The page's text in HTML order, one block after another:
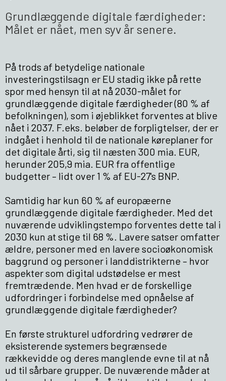
Grundlæggende digitale færdigheder:
Målet er nået, men syv år senere.
På trods af betydelige nationale
investeringstilsagn er EU stadig ikke på rette
spor med hensyn til at nå 2030-målet for
grundlæggende digitale færdigheder (80 % af
befolkningen), som i øjeblikket forventes at blive
nået i 2037. F.eks. beløber de forpligtelser, der er
indgået i henhold til de nationale køreplaner for
det digitale årti, sig til næsten 300 mia. EUR,
herunder 205,9 mia. EUR fra offentlige
budgetter – lidt over 1 % af EU-27's BNP.
Samtidig har kun 60 % af europæerne
grundlæggende digitale færdigheder. Med det
nuværende udviklingstempo forventes dette tal i
2030 kun at stige til 68 %. Lavere satser omfatter
ældre, personer med en lavere socioøkonomisk
baggrund og personer i landdistrikterne – hvor
aspekter som digital udstødelse er mest
fremtrædende. Men hvad er de forskellige
udfordringer i forbindelse med opnåelse af
grundlæggende digitale færdigheder?
En første strukturel udfordring vedrører de
eksisterende systemers begrænsede
rækkevidde og deres manglende evne til at nå
ud til sårbare grupper. De nuværende måder at